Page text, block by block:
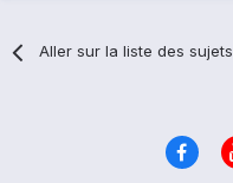
Aller sur la liste des sujets